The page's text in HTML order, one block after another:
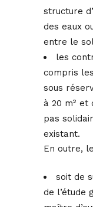
structure
des eaux
entre le
les
compris
sous
à 20 m² et
pas
existant.
En outre,
soit de
de l’étude